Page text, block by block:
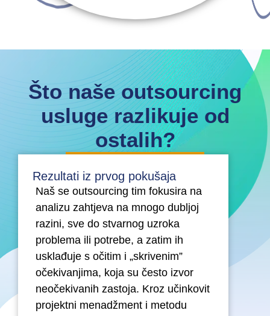
Što naše outsourcing
usluge razlikuje od
ostalih?
Rezultati iz prvog pokušaja
Naš se outsourcing tim fokusira na
analizu zahtjeva na mnogo dubljoj
razini, sve do stvarnog uzroka
problema ili potrebe, a zatim ih
usklađuje s očitim i „skrivenim”
očekivanjima, koja su često izvor
neočekivanih zastoja. Kroz učinkovit
projektni menadžment i metodu